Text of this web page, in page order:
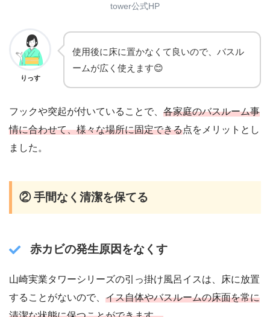
tower公式HP
りっす
使用後に床に置かなくて良いので、バスル
ームが広く使えます😊
フックや突起が付いていることで、 各家庭のバスルーム事
情に合わせて、様々な場所に固定できる点をメリットとし
ました。
② 手間なく清潔を保てる
赤カビの発生原因をなくす
山崎実業タワーシリーズの引っ掛け風呂イスは、床に放置
することがないので、 イス自体やバスルームの床面を常に